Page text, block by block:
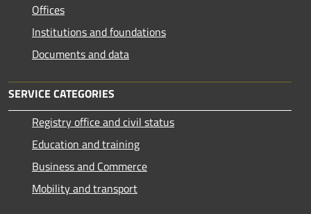
Offices
Institutions and foundations
Documents and data
SERVICE CATEGORIES
Registry office and civil status
Education and training
Business and Commerce
Mobility and transport